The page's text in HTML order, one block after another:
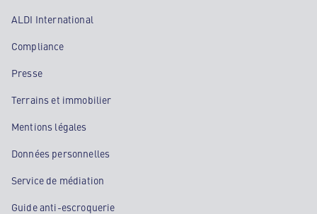
ALDI International
Compliance
Presse
Terrains et immobilier
Mentions légales
Données personnelles
Service de médiation
Guide anti-escroquerie